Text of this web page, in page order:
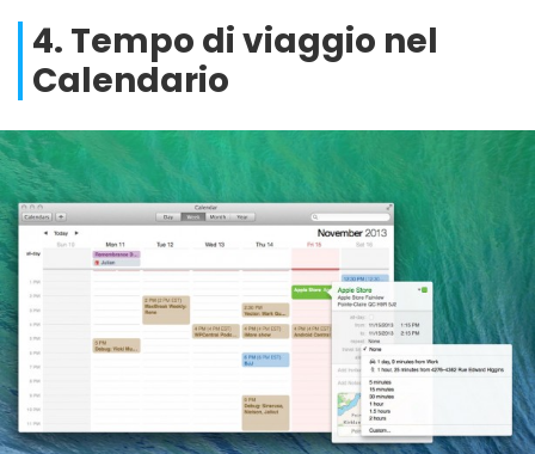
4. Tempo di viaggio nel
Calendario